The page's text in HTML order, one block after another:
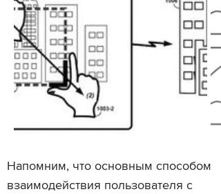
Напомним, что основным способом
взаимодействия пользователя с